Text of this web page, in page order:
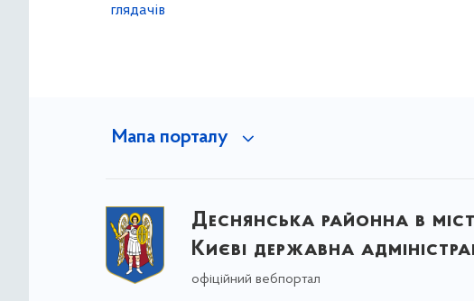
глядачів
Мапа порталу
Деснянська районна в
Києві державна
офіційний вебпортал